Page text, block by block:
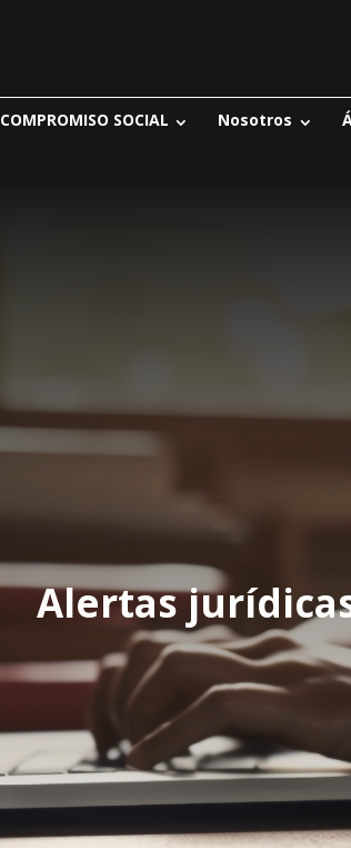
COMPROMISO SOCIAL Nosotros
Alertas